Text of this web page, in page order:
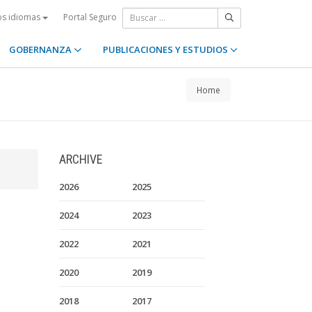
idiomas Portal Seguro
GOBERNANZA PUBLICACIONES Y ESTUDIOS
Home
ARCHIVE
2026 2025
2024 2023
2022 2021
2020 2019
2018 2017